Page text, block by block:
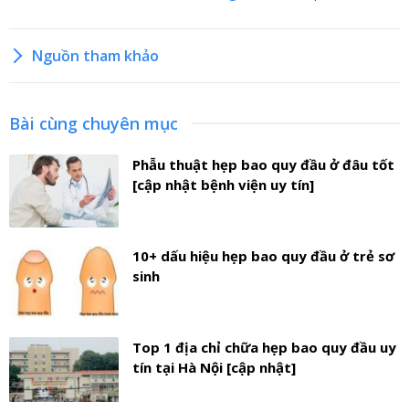
Nguồn tham khảo
Bài cùng chuyên mục
Phẫu thuật hẹp bao quy đầu ở đâu tốt
[cập nhật bệnh viện uy tín]
10+ dấu hiệu hẹp bao quy đầu ở trẻ sơ
sinh
Top 1 địa chỉ chữa hẹp bao quy đầu uy
tín tại Hà Nội [cập nhật]